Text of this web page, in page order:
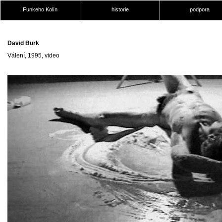
Funkeho Kolín historie podpora
David Burk
Válení, 1995, video